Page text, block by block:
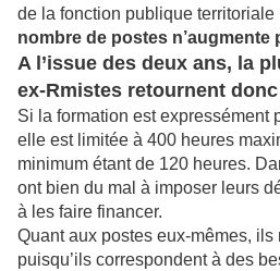
de la fonction publique territoriale
nombre de postes n’augmente
A l’issue des deux ans, la
ex-Rmistes retournent
Si la formation est expressément
elle est limitée à 400 heures
minimum étant de 120 heures.
ont bien du mal à imposer leurs
à les faire financer.
Quant aux postes eux-mêmes,
puisqu’ils correspondent à des